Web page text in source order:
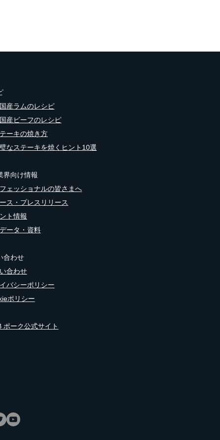
産ラムのレシピ
産ビーフのレシピ
ーキの焼き方
なステーキを焼くヒント10選
界向け情報
ェッショナルの皆さまへ
ス・プレスリリース
ト情報
ータ・資料
合わせ
合わせ
バシーポリシー
ポリシー
ポーク公式サイト